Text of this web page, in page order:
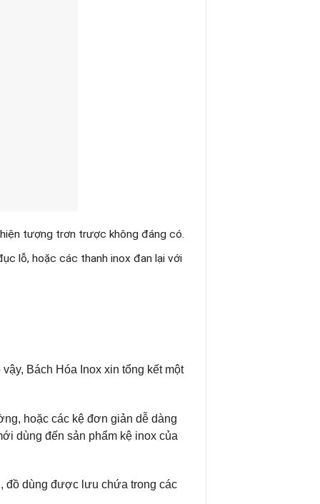
tượng trơn trược không đáng có.
lỗ, hoặc các thanh inox đan lại với
Bách Hóa Inox xin tổng kết một
hoặc các kệ đơn giản dễ dàng
dùng đến sản phẩm kệ inox của
đồ dùng được lưu chứa trong các